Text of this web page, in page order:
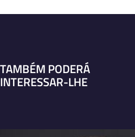
TAMBÉM PODERÁ
INTERESSAR-LHE